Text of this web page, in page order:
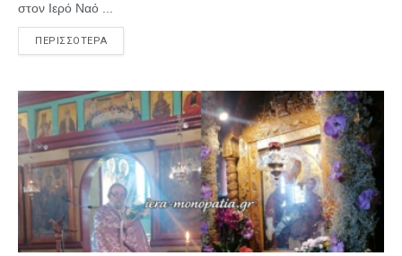
στον Ιερό Ναό ...
ΠΕΡΙΣΣΟΤΕΡΑ